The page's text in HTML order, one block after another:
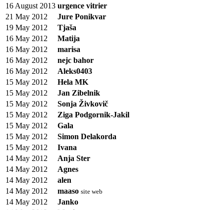
16 August 2013 urgence vitrier
21 May 2012
Jure Ponikvar
19 May 2012
Tjaša
16 May 2012
Matija
16 May 2012
marisa
16 May 2012
nejc bahor
16 May 2012
Aleks0403
15 May 2012
Hela MK
15 May 2012
Jan Zibelnik
15 May 2012
Sonja Živkovič
15 May 2012
Ziga Podgornik-Jakil
15 May 2012
Gala
15 May 2012
Simon Delakorda
15 May 2012
Ivana
14 May 2012
Anja Ster
14 May 2012
Agnes
14 May 2012
alen
14 May 2012
maaso site web
14 May 2012
Janko